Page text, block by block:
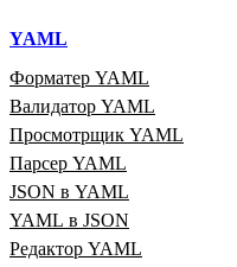
YAML
Форматер YAML
Валидатор YAML
Просмотрщик YAML
Парсер YAML
JSON в YAML
YAML в JSON
Редактор YAML